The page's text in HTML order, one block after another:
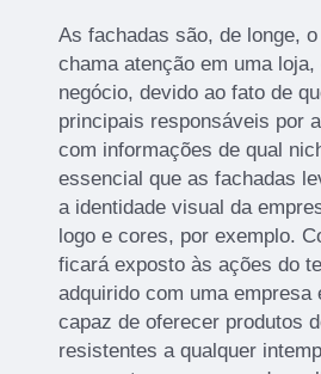
As fachadas são, de longe,
chama atenção em uma
negócio, devido ao fato de
principais responsáveis por
com informações de qual
essencial que as fachadas
a identidade visual da
logo e cores, por exemplo.
ficará exposto às ações do
adquirido com uma empresa
capaz de oferecer produtos
resistentes a qualquer